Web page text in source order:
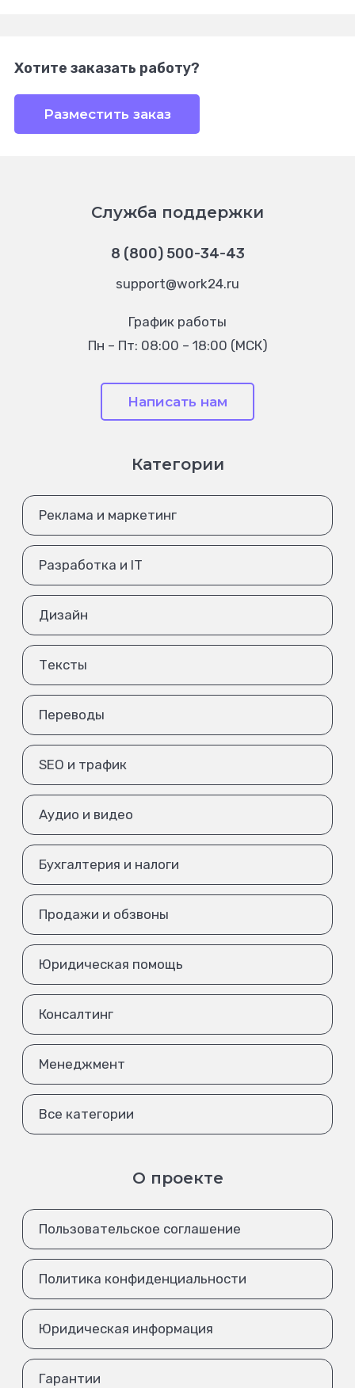
Хотите заказать работу?
Разместить заказ
Служба поддержки
8 (800) 500-34-43
support@work24.ru
График работы
Пн – Пт: 08:00 – 18:00 (МСК)
Написать нам
Категории
Реклама и маркетинг
Разработка и IT
Дизайн
Тексты
Переводы
SEO и трафик
Аудио и видео
Бухгалтерия и налоги
Продажи и обзвоны
Юридическая помощь
Консалтинг
Менеджмент
Все категории
О проекте
Пользовательское соглашение
Политика конфиденциальности
Юридическая информация
Гарантии